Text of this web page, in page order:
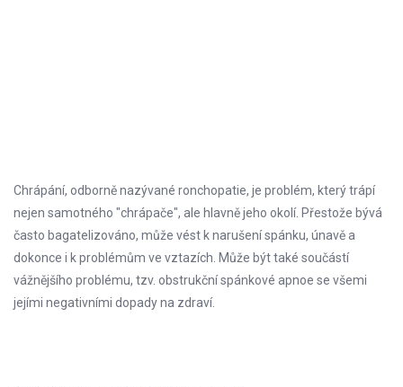
Chrápání, odborně nazývané ronchopatie, je problém, který trápí
nejen samotného "chrápače", ale hlavně jeho okolí. Přestože bývá
často bagatelizováno, může vést k narušení spánku, únavě a
dokonce i k problémům ve vztazích. Může být také součástí
vážnějšího problému, tzv. obstrukční spánkové apnoe se všemi
jejími negativními dopady na zdraví.